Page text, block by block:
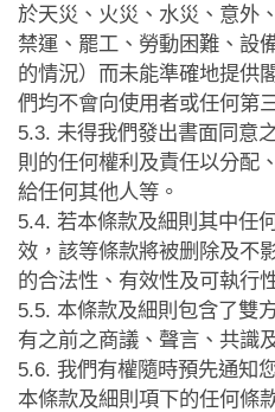
於天災、火災、水災、意外
禁運、罷工、勞動困難、設
的情況）而未能準確地提供
們均不會向使用者或任何第
5.3. 未得我們發出書面同意
則的任何權利及責任以分配
給任何其他人等。
5.4. 若本條款及細則其中任
效，該等條款將被删除及不
的合法性、有效性及可執行
5.5. 本條款及細則包含了雙
有之前之商議、聲言、共識
5.6. 我們有權隨時預先通知
本條款及細則項下的任何條